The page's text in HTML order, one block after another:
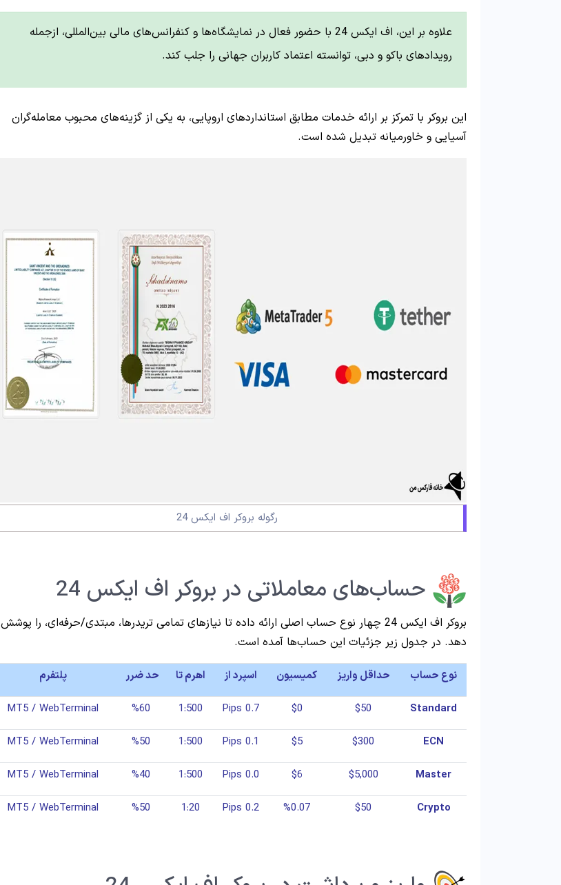
علاوه بر این، اف ایکس 24 با حضور فعال در نمایشگاه‌ها و کنفرانس‌های مالی بین‌المللی، ازجمله
رویدادهای باکو و دبی، توانسته اعتماد کاربران جهانی را جلب کند.
این بروکر با تمرکز بر ارائه خدمات مطابق استانداردهای اروپایی، به یکی از گزینه‌های محبوب معامله‌گران
آسیایی و خاورمیانه تبدیل شده است.
رگوله بروکر اف ایکس 24
حساب‌های معاملاتی در بروکر اف ایکس 24
بروکر اف ایکس 24 چهار نوع حساب اصلی ارائه داده تا نیازهای تمامی تریدرها، مبتدی/حرفه‌ای، را پوشش
دهد. در جدول زیر جزئیات این حساب‌ها آمده است.
نوع حساب حداقل واریز کمیسیون اسپرد از اهرم تا حد ضرر پلتفرم
Standard
$50
$0
0.7 Pips
1:500
%60
MT5 / WebTerminal
ECN
$300
$5
0.1 Pips
1:500
%50
MT5 / WebTerminal
Master
$5,000
$6
0.0 Pips
1:500
%40
MT5 / WebTerminal
Crypto
$50
%0.07
0.2 Pips
1:20
%50
MT5 / WebTerminal